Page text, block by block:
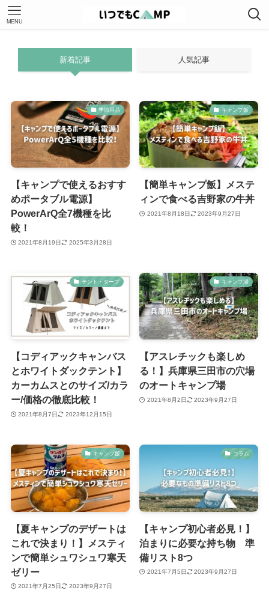
MENU
新着記事 人気記事
季節用品
【キャンプで使えるおすす
めポータブル電源】
PowerArQ全7機種を比
較！
2021年8月19日 2025年3月28日
キャンプ飯
【簡単キャンプ飯】メステ
ィンで食べる吉野家の牛丼
2021年8月18日 2023年9月27日
テント・タープ
【コディアックキャンバス
とホワイトダックテント】
カーカムスとのサイズ/カラ
ー/価格の徹底比較！
2021年8月7日 2023年12月15日
キャンプ場
【アスレチックも楽しめ
る！】兵庫県三田市の穴場
のオートキャンプ場
2021年8月2日 2023年9月27日
キャンプ飯
【夏キャンプのデザートは
これで決まり！】メスティ
ンで簡単シュワシュワ寒天
ゼリー
2021年7月25日 2023年9月27日
コラム
【キャンプ初心者必見！】
泊まりに必要な持ち物 準
備リスト8つ
2021年7月5日 2023年9月27日